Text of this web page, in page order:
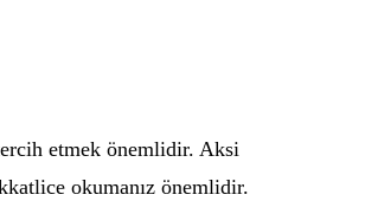
etmek önemlidir. Aksi
okumanız önemlidir.